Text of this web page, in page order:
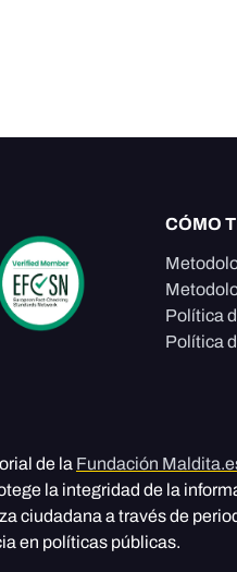
CÓMO
Política
Política
de la Fundación
la integridad de la
ciudadana a través de
en políticas públicas.